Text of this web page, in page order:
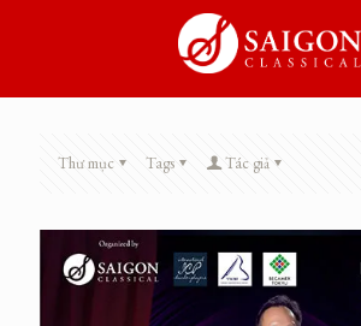
Thư mục Tags Tác giả